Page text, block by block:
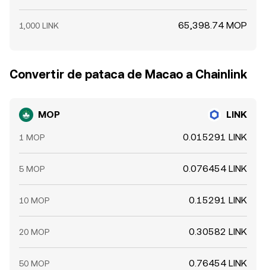
1,000 LINK 65,398.74 MOP
Convertir de pataca de Macao a Chainlink
MOP LINK
1 MOP 0.015291 LINK
5 MOP 0.076454 LINK
10 MOP 0.15291 LINK
20 MOP 0.30582 LINK
50 MOP 0.76454 LINK